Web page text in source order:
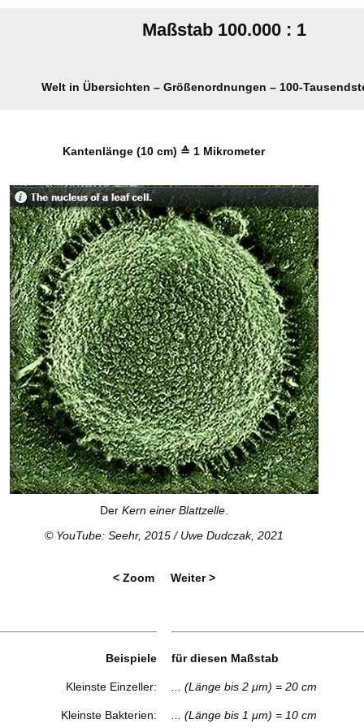
Maßstab 100.000 : 1
Welt in Übersichten – Größenordnungen – 100-
Kantenlänge (10 cm) ≙ 1 Mikrometer
Der Kern einer Blattzelle.
© YouTube: Seehr, 2015/ Uwe Dudczak, 2021
< Zoom Weiter >
Beispiele für diesen Maßstab
Kleinste Einzeller: ... (Länge bis 2 μm) = 20 cm
Kleinste Bakterien: ... (Länge bis 1 μm) = 10 cm